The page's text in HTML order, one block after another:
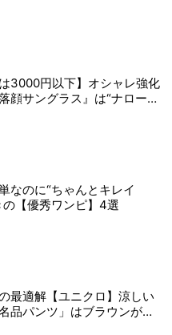
は3000円以下】オシャレ強化
顔サングラス』は“ナローフ
！
なのに“ちゃんとキレイ
の【優秀ワンピ】4選
最適解【ユニクロ】涼しい
品パンツ」はブラウンが使